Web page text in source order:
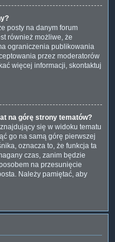
posty na danym forum
również możliwe, że
ograniczenia publikowania
przez moderatorów
więcej informacji, skontaktuj
na górę strony tematów?
się w widoku tematu
go na samą górę pierwszej
oznacza to, że funkcja ta
czas, zanim będzie
na przesunięcie
Należy pamiętać, aby